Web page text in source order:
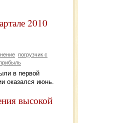
2010
погрузчик с
в первой
оказался июнь.
высокой